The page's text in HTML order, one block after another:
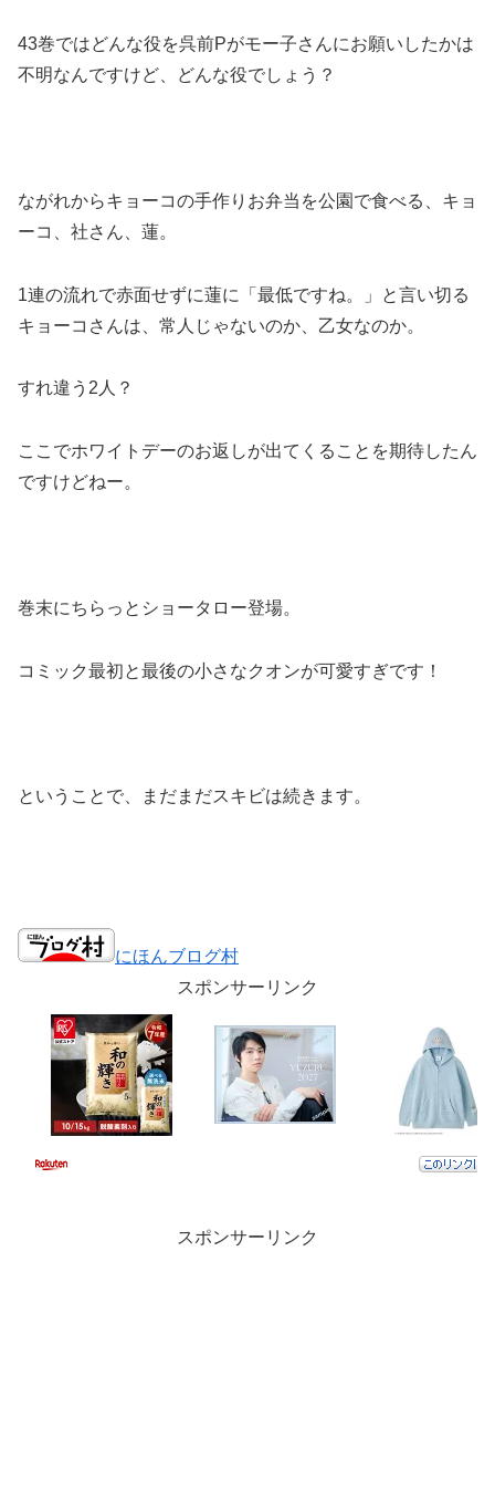
43巻ではどんな役を呉前Pがモー子さんにお願いしたかは
不明なんですけど、どんな役でしょう？
ながれからキョーコの手作りお弁当を公園で食べる、キョ
ーコ、社さん、蓮。
1連の流れで赤面せずに蓮に「最低ですね。」と言い切る
キョーコさんは、常人じゃないのか、乙女なのか。
すれ違う2人？
ここでホワイトデーのお返しが出てくることを期待したん
ですけどねー。
巻末にちらっとショータロー登場。
コミック最初と最後の小さなクオンが可愛すぎです！
ということで、まだまだスキビは続きます。
にほんブログ村
スポンサーリンク
スポンサーリンク